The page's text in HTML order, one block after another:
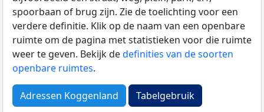
spoorbaan of brug zijn. Zie de toelichting voor een
verdere definitie. Klik op de naam van een openbare
ruimte om de pagina met statistieken voor die ruimte
weer te geven. Bekijk dedefinities van de soorten
openbare ruimtes.
Adressen Koggenland Tabelgebruik